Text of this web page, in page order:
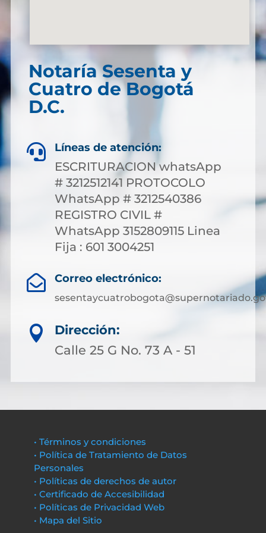
Notaría Sesenta y
Cuatro de Bogotá
D.C.
 Líneas de atención:
ESCRITURACION whatsApp
# 3212512141 PROTOCOLO
WhatsApp # 3212540386
REGISTRO CIVIL #
WhatsApp 3152809115 Linea
Fija : 601 3004251
 Correo electrónico:

Dirección:
Calle 25 G No. 73 A - 51
• Términos y condiciones
• Política de Tratamiento de Datos
Personales
• Políticas de derechos de autor
• Certificado de Accesibilidad
• Políticas de Privacidad Web
• Mapa del Sitio